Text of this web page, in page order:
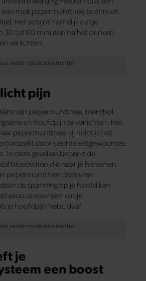
een mok pepermuntthee te drinken
Het schijnt namelijk dat je
30 tot 60 minuten na het drinken
verlichten.
pijn
van pepermuntthee, menthol,
en hoofdpijn te verlichten. Het
pepermuntthee bij helpt is het
door slechte eetgewoontes
In deze gevallen beperkt de
bloedvaten die naar je hersenen
pepermuntthee deze weer
de spanning op je hoofd kan
excuus voor een kopje
je hoofdpijn hebt, dus!
je
een boost